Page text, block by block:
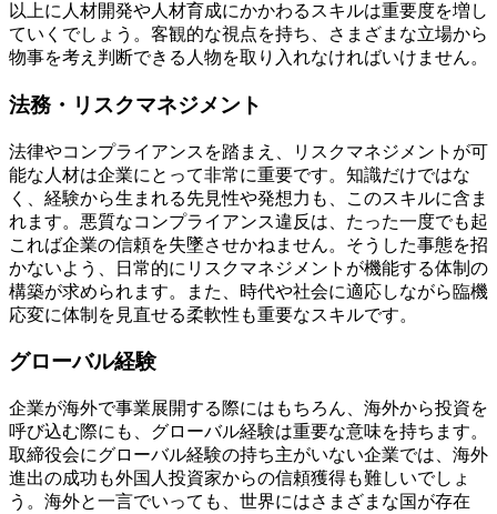
以上に人材開発や人材育成にかかわるスキルは重要度を増し
ていくでしょう。客観的な視点を持ち、さまざまな立場から
物事を考え判断できる人物を取り入れなければいけません。
法務・リスクマネジメント
法律やコンプライアンスを踏まえ、リスクマネジメントが可
能な人材は企業にとって非常に重要です。知識だけではな
く、経験から生まれる先見性や発想力も、このスキルに含ま
れます。悪質なコンプライアンス違反は、たった一度でも起
これば企業の信頼を失墜させかねません。そうした事態を招
かないよう、日常的にリスクマネジメントが機能する体制の
構築が求められます。また、時代や社会に適応しながら臨機
応変に体制を見直せる柔軟性も重要なスキルです。
グローバル経験
企業が海外で事業展開する際にはもちろん、海外から投資を
呼び込む際にも、グローバル経験は重要な意味を持ちます。
取締役会にグローバル経験の持ち主がいない企業では、海外
進出の成功も外国人投資家からの信頼獲得も難しいでしょ
う。海外と一言でいっても、世界にはさまざまな国が存在